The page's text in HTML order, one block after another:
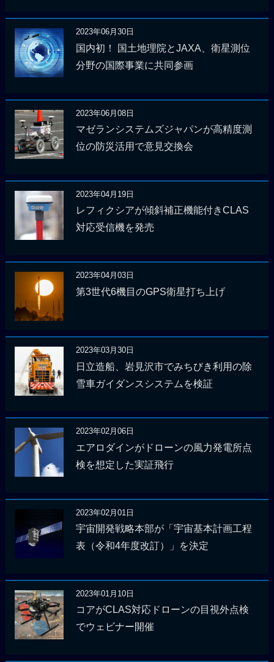
2023年06月30日
国内初！ 国土地理院とJAXA、衛星測位
分野の国際事業に共同参画
2023年06月08日
マゼランシステムズジャパンが高精度測
位の防災活用で意見交換会
2023年04月19日
レフィクシアが傾斜補正機能付きCLAS
対応受信機を発売
2023年04月03日
第3世代6機目のGPS衛星打ち上げ
2023年03月30日
日立造船、岩見沢市でみちびき利用の除
雪車ガイダンスシステムを検証
2023年02月06日
エアロダインがドローンの風力発電所点
検を想定した実証飛行
2023年02月01日
宇宙開発戦略本部が「宇宙基本計画工程
表（令和4年度改訂）」を決定
2023年01月10日
コアがCLAS対応ドローンの目視外点検
でウェビナー開催